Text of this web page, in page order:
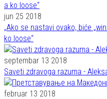
jun 25 2018
„Ako se nastavi ovako, biće
ko loose“
septembar 13 2018
Saveti zdravoga razuma -
februar 13 2018